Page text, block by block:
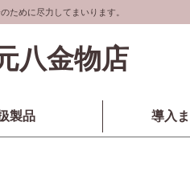
ために尽力してまいります。
八金物店
製品 導入